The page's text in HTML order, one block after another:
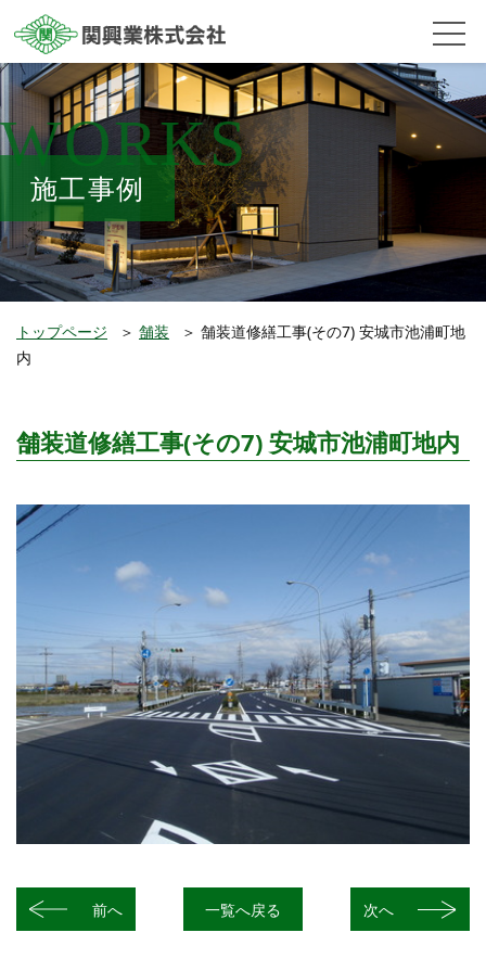
WORKS
施工事例
トップページ ＞ 舗装 ＞ 舗装道修繕工事(その7) 安城市池浦町地
内
舗装道修繕工事(その7) 安城市池浦町地内
前へ 一覧へ戻る 次へ